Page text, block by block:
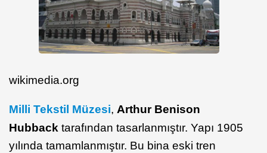
wikimedia.org
Milli Tekstil Müzesi, Arthur Benison
Hubback tarafından tasarlanmıştır. Yapı 1905
yılında tamamlanmıştır. Bu bina eski tren